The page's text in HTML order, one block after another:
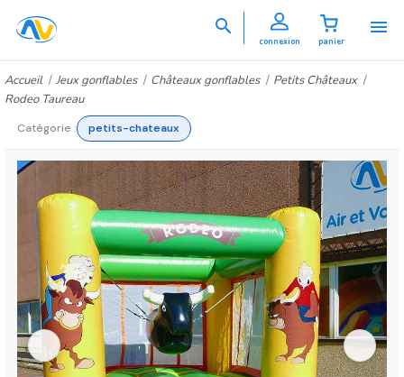

panier
connexion

Accueil Jeux gonflables Châteaux gonflables
Petits Châteaux
Rodeo Taureau
Catégorie : petits-chateaux